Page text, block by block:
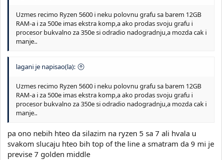
Uzmes recimo Ryzen 5600 i neku polovnu grafu sa barem 12GB
RAM-a i za 500e imas ekstra komp,a ako prodas svoju grafu i
procesor bukvalno za 350e si odradio nadogradnju,a mozda cak i
manje..
lagani je napisao(la):
Uzmes recimo Ryzen 5600 i neku polovnu grafu sa barem 12GB
RAM-a i za 500e imas ekstra komp,a ako prodas svoju grafu i
procesor bukvalno za 350e si odradio nadogradnju,a mozda cak i
manje..
pa ono nebih hteo da silazim na ryzen 5 sa 7 ali hvala u
svakom slucaju hteo bih top of the line a smatram da 9 mi je
previse 7 golden middle